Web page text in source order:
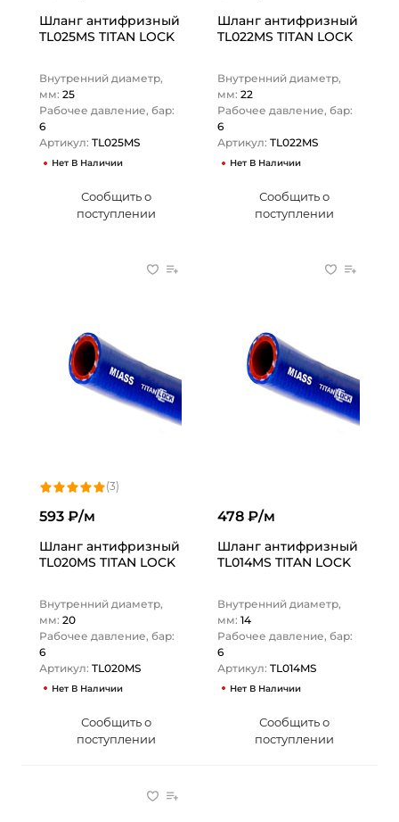
Шланг антифризный
TL025MS TITAN LOCK
Внутренний диаметр,
мм: 25
Рабочее давление, бар:
6
Артикул: TL025MS
Нет В Наличии
Сообщить о
поступлении
Шланг антифризный
TL022MS TITAN LOCK
Внутренний диаметр,
мм: 22
Рабочее давление, бар:
6
Артикул: TL022MS
Нет В Наличии
Сообщить о
поступлении
(3)
593 ₽/м
Шланг антифризный
TL020MS TITAN LOCK
Внутренний диаметр,
мм: 20
Рабочее давление, бар:
6
Артикул: TL020MS
Нет В Наличии
Сообщить о
поступлении
478 ₽/м
Шланг антифризный
TL014MS TITAN LOCK
Внутренний диаметр,
мм: 14
Рабочее давление, бар:
6
Артикул: TL014MS
Нет В Наличии
Сообщить о
поступлении